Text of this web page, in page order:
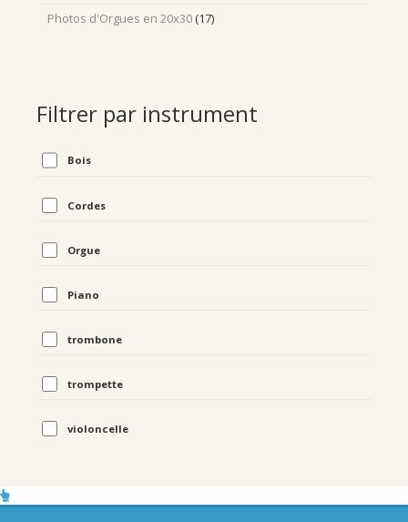
Photos d'Orgues en 20x30 (17)
Filtrer par instrument
Bois
Cordes
Orgue
Piano
trombone
trompette
violoncelle